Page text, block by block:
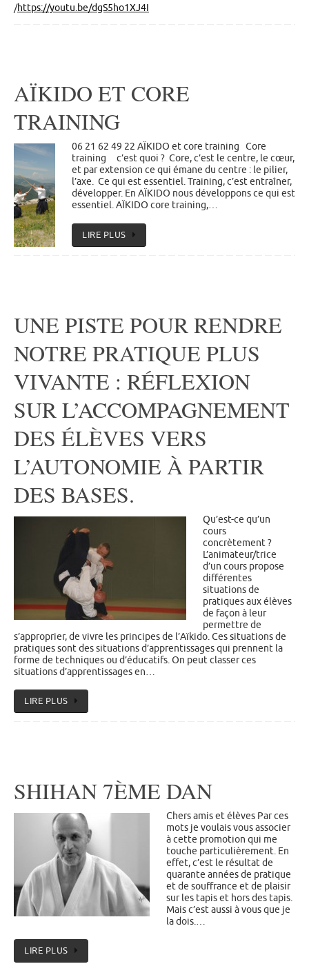
/https://youtu.be/dgS5ho1XJ4I
AÏKIDO ET CORE
TRAINING
06 21 62 49 22 AÏKIDO et core training Core
training c’est quoi ? Core, c’est le centre, le cœur,
et par extension ce qui émane du centre : le pilier,
l’axe. Ce qui est essentiel. Training, c’est entraîner,
développer. En AÏKIDO nous développons ce qui est
essentiel. AÏKIDO core training,…
LIRE PLUS
UNE PISTE POUR RENDRE
NOTRE PRATIQUE PLUS
VIVANTE : RÉFLEXION
SUR L’ACCOMPAGNEMENT
DES ÉLÈVES VERS
L’AUTONOMIE À PARTIR
DES BASES.
Qu’est-ce qu’un
cours
concrètement ?
L’animateur/trice
d’un cours propose
différentes
situations de
pratiques aux élèves
de façon à leur
permettre de
s’approprier, de vivre les principes de l’Aïkido. Ces situations de
pratiques sont des situations d’apprentissages qui prennent la
forme de techniques ou d’éducatifs. On peut classer ces
situations d’apprentissages en…
LIRE PLUS
SHIHAN 7ÈME DAN
Chers amis et élèves Par ces
mots je voulais vous associer
à cette promotion qui me
touche particulièrement. En
effet, c’est le résultat de
quarante années de pratique
et de souffrance et de plaisir
sur les tapis et hors des tapis.
Mais c’est aussi à vous que je
la dois.…
LIRE PLUS